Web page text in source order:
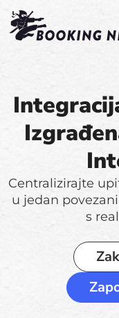
Centralizirajte
u jedan
s